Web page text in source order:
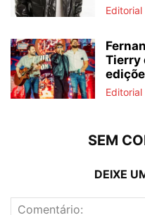
Editorial
Tierry
Editorial
SEM
DEIXE